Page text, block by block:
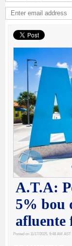
A.T.A:
5% bou
afluente
Posted on 11/17/2025, 9:48 AM AST